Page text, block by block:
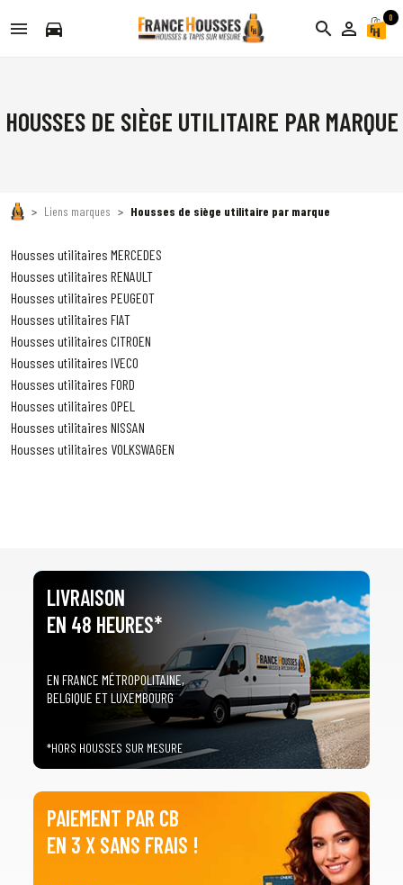
directions_car search person_outline
0
HOUSSES DE SIÈGE UTILITAIRE PAR MARQUE
Liens marques Housses de siège utilitaire par marque
Housses utilitaires MERCEDES
Housses utilitaires RENAULT
Housses utilitaires PEUGEOT
Housses utilitaires FIAT
Housses utilitaires CITROEN
Housses utilitaires IVECO
Housses utilitaires FORD
Housses utilitaires OPEL
Housses utilitaires NISSAN
Housses utilitaires VOLKSWAGEN
LIVRAISON
EN 48 HEURES*
EN FRANCE MÉTROPOLITAINE,
BELGIQUE ET LUXEMBOURG
*HORS HOUSSES SUR MESURE
PAIEMENT PAR CB
EN 3 X SANS FRAIS !